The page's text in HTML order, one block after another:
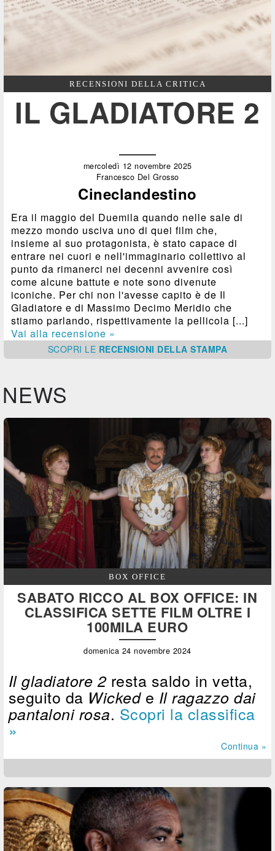
RECENSIONI DELLA CRITICA
IL GLADIATORE 2
mercoledì 12 novembre 2025
Francesco Del Grosso
Cineclandestino
Era il maggio del Duemila quando nelle sale di
mezzo mondo usciva uno di quei film che,
insieme al suo protagonista, è stato capace di
entrare nei cuori e nell'immaginario collettivo al
punto da rimanerci nei decenni avvenire così
come alcune battute e note sono divenute
iconiche. Per chi non l'avesse capito è de Il
Gladiatore e di Massimo Decimo Meridio che
stiamo parlando, rispettivamente la pellicola [...]
Vai alla recensione »
SCOPRI LE RECENSIONI DELLA STAMPA
NEWS
BOX OFFICE
SABATO RICCO AL BOX OFFICE: IN
CLASSIFICA SETTE FILM OLTRE I
100MILA EURO
domenica 24 novembre 2024
Il gladiatore 2resta saldo in vetta,
seguito da Wicked e Il ragazzo dai
pantaloni rosa. Scopri la classifica
»
Continua »